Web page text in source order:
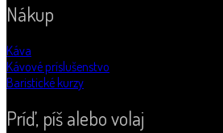
Nákup
Káva
Kávové príslušenstvo
Baristické kurzy
Príď, píš alebo volaj